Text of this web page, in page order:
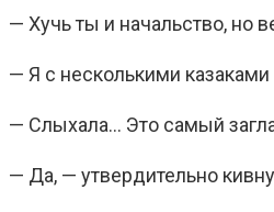
— Хучь ты и начальство, но
— Я с несколькими
— Слыхала… Это самый
— Да, — утвердительно